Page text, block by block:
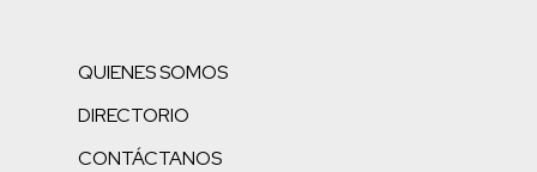
QUIENES SOMOS
DIRECTORIO
CONTÁCTANOS